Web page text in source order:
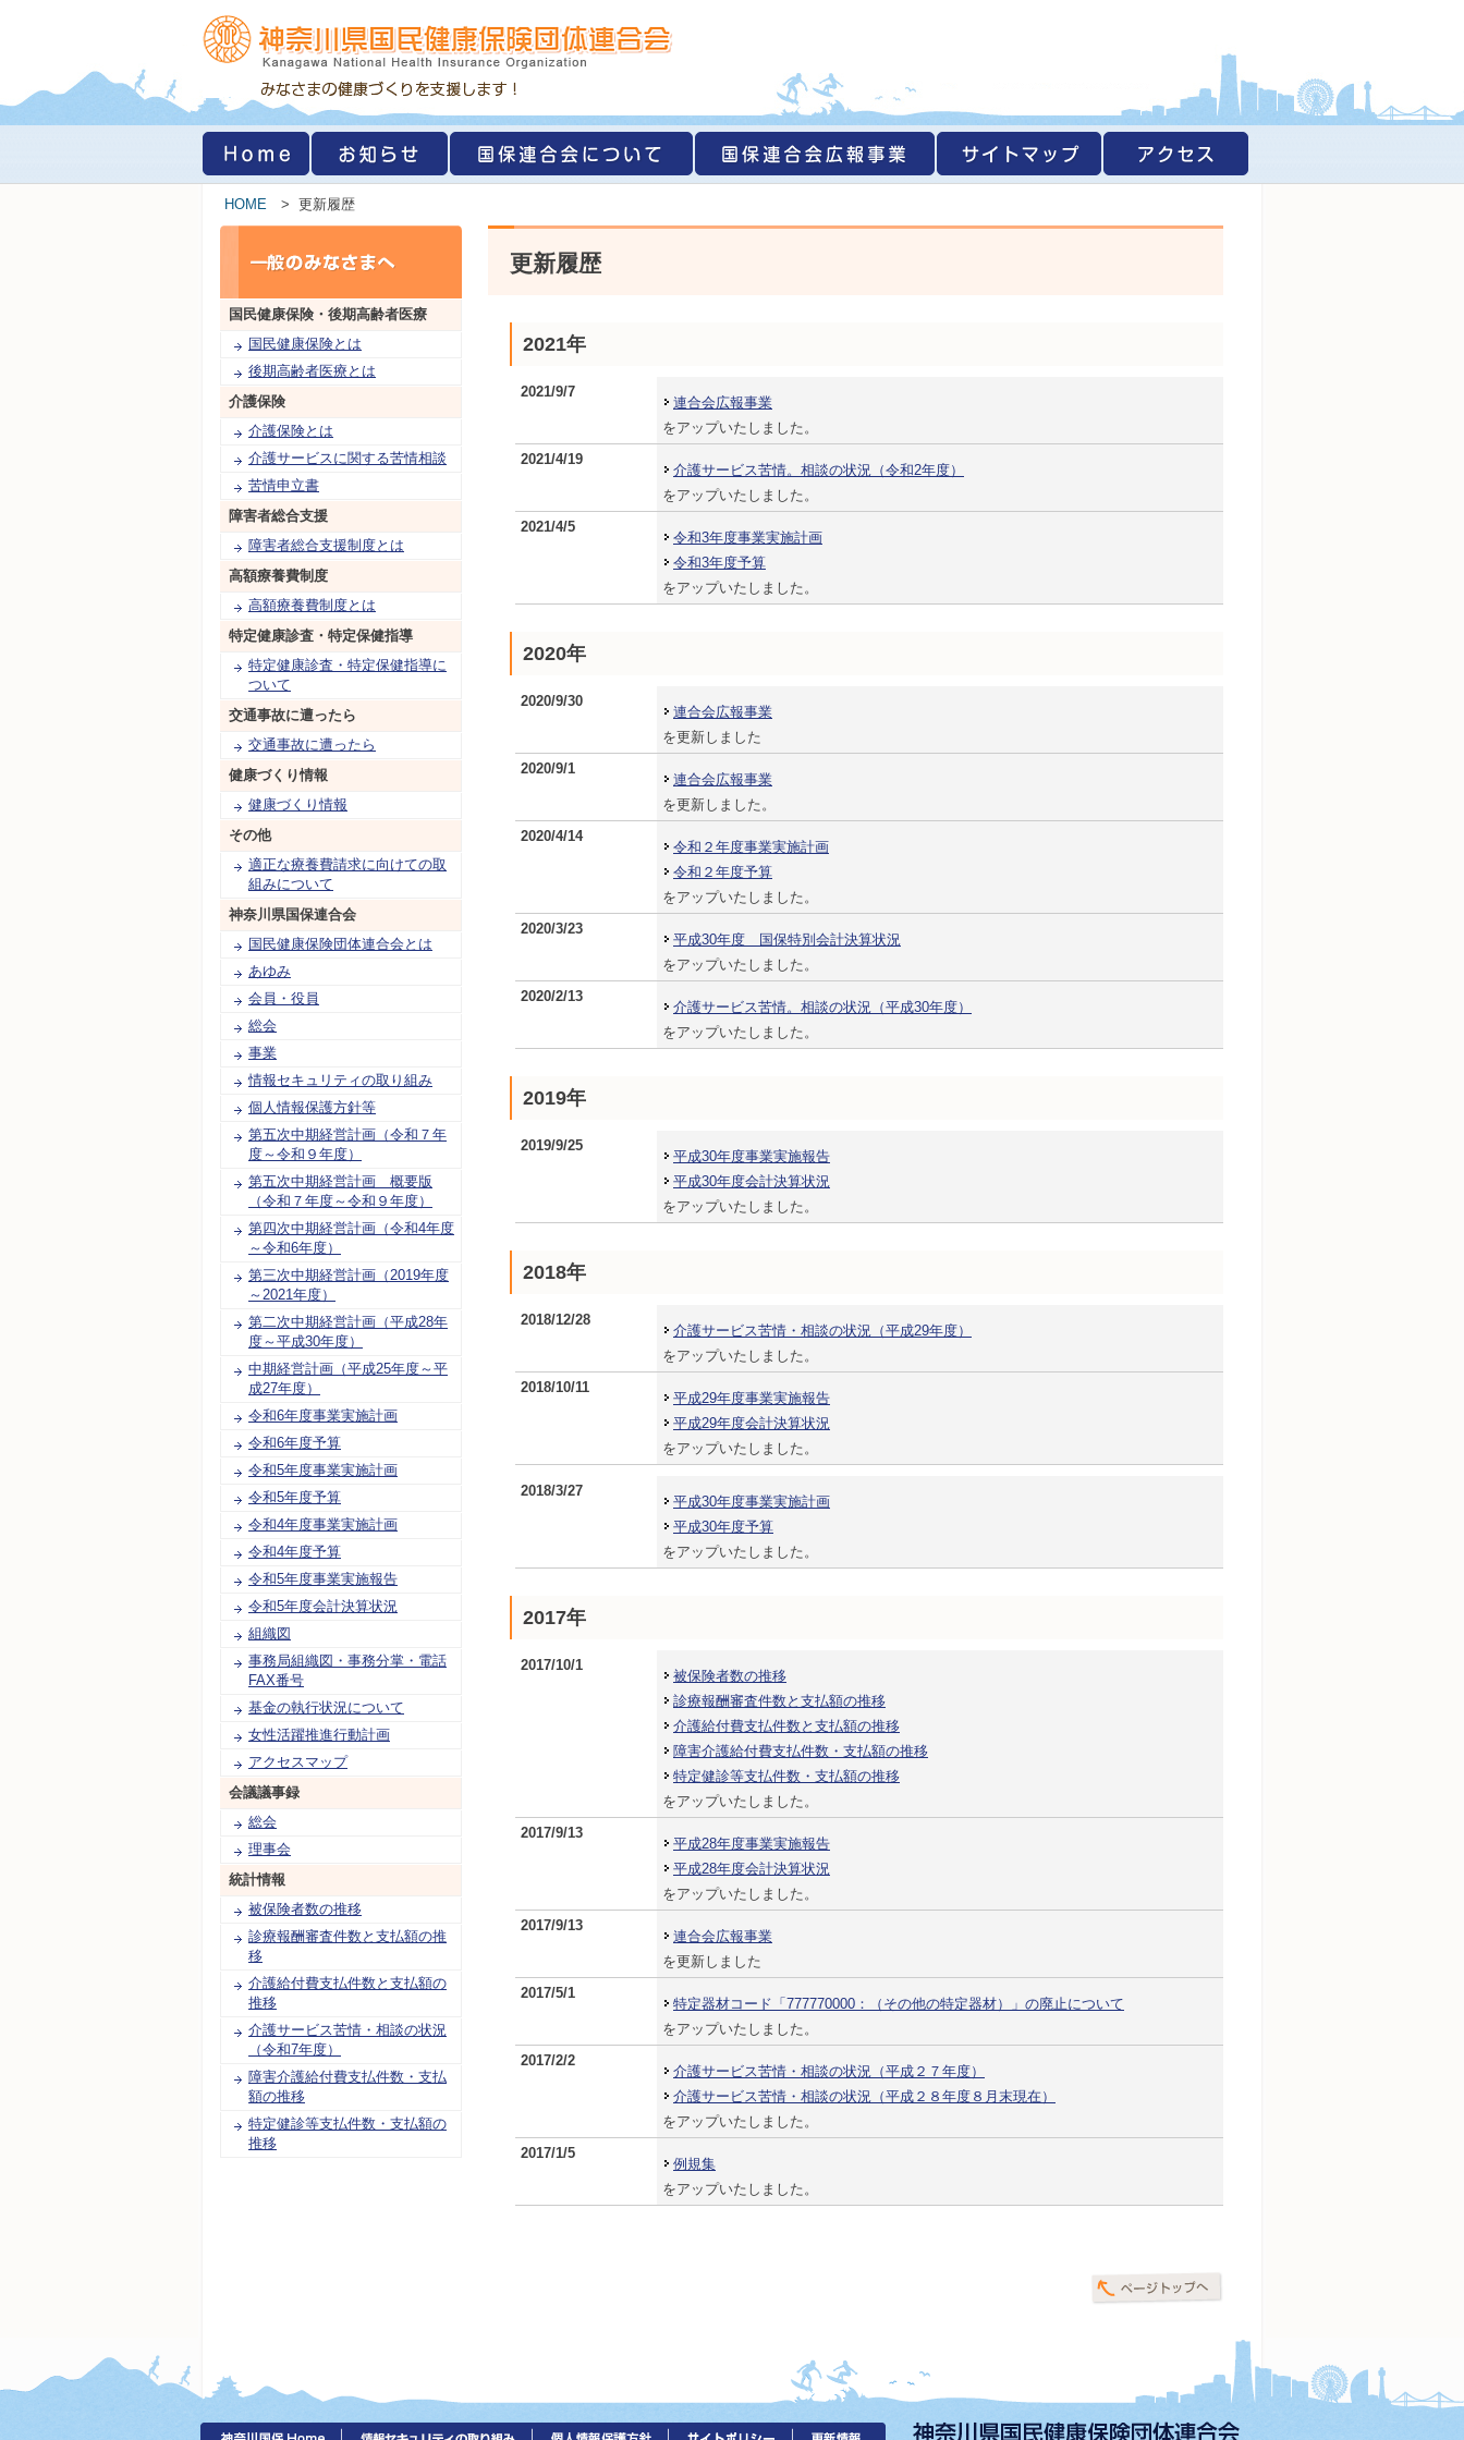
HOME > 更新履歴
国民健康保険・ 後期高齢者医療
国民健康保険とは
後期高齢者医療とは
介護保険
介護保険とは
介護サービスに関する苦情相談
苦情申立書
障害者総合支援
障害者総合支援制度とは
高額療養費制度
高額療養費制度とは
特定健康診査・特定保健指導
特定健康診査・特定保健指導に
ついて
交通事故に遭ったら
交通事故に遭ったら
健康づくり情報
健康づくり情報
その他
適正な療養費請求に向けての取
組みについて
神奈川県国保連合会
国民健康保険団体連合会とは
あゆみ
会員・役員
総会
事業
情報セキュリティの取り組み
個人情報保護方針等
第五次中期経営計画（令和７年
度～令和９年度）
第五次中期経営計画 概要版
（令和７年度～令和９年度）
第四次中期経営計画（令和4年度
～令和6年度）
第三次中期経営計画（2019年度
～2021年度）
第二次中期経営計画（平成28年
度～平成30年度）
中期経営計画（平成25年度～平
成27年度）
令和6年度事業実施計画
令和6年度予算
令和5年度事業実施計画
令和5年度予算
令和4年度事業実施計画
令和4年度予算
令和5年度事業実施報告
令和5年度会計決算状況
組織図
事務局組織図・事務分掌・電話
FAX番号
基金の執行状況について
女性活躍推進行動計画
アクセスマップ
会議議事録
総会
理事会
統計情報
被保険者数の推移
診療報酬審査件数と支払額の推
移
介護給付費支払件数と支払額の
推移
介護サービス苦情・相談の状況
（令和7年度）
障害介護給付費支払件数・支払
額の推移
特定健診等支払件数・支払額の
推移
更新履歴
2021年
2021/9/7
連合会広報事業
をアップいたしました。
2021/4/19
介護サービス苦情。相談の状況（令和2年度）
をアップいたしました。
2021/4/5
令和3年度事業実施計画
令和3年度予算
をアップいたしました。
2020年
2020/9/30
連合会広報事業
を更新しました
2020/9/1
連合会広報事業
を更新しました。
2020/4/14
令和２年度事業実施計画
令和２年度予算
をアップいたしました。
2020/3/23
平成30年度 国保特別会計決算状況
をアップいたしました。
2020/2/13
介護サービス苦情。相談の状況（平成30年度）
をアップいたしました。
2019年
2019/9/25
平成30年度事業実施報告
平成30年度会計決算状況
をアップいたしました。
2018年
2018/12/28
介護サービス苦情・相談の状況（平成29年度）
をアップいたしました。
2018/10/11
平成29年度事業実施報告
平成29年度会計決算状況
をアップいたしました。
2018/3/27
平成30年度事業実施計画
平成30年度予算
をアップいたしました。
2017年
2017/10/1
被保険者数の推移
診療報酬審査件数と支払額の推移
介護給付費支払件数と支払額の推移
障害介護給付費支払件数・支払額の推移
特定健診等支払件数・支払額の推移
をアップいたしました。
2017/9/13
平成28年度事業実施報告
平成28年度会計決算状況
をアップいたしました。
2017/9/13
連合会広報事業
を更新しました
2017/5/1
特定器材コード「777770000：（その他の特定器材）」の廃止について
をアップいたしました。
2017/2/2
介護サービス苦情・相談の状況（平成２７年度）
介護サービス苦情・相談の状況（平成２８年度８月末現在）
をアップいたしました。
2017/1/5
例規集
をアップいたしました。